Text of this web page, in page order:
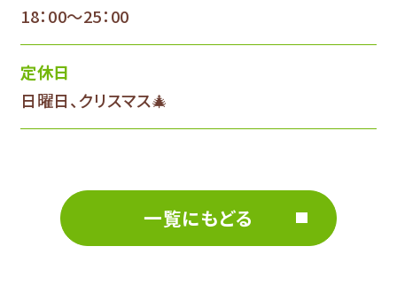
18：00～25：00
定休日
日曜日、クリスマス🎄
一覧にもどる